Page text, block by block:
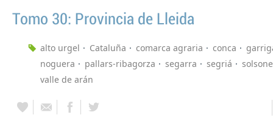
Tomo 30: Provincia de Lleida
alto urgel Cataluña comarca agraria conca
noguera
pallars-ribagorza segarra segriá
valle de arán